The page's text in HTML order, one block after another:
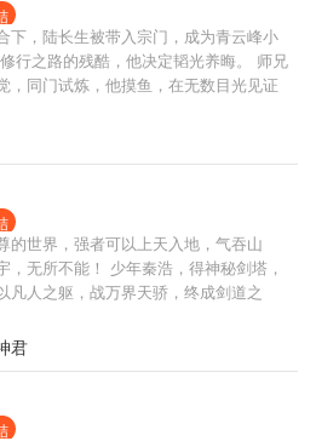
下，陆长生被带入宗门，成为青云峰小
行之路的残酷，他决定韬光养晦。 师兄
，同门试炼，他摸鱼，在无数目光见证
天，他们突然发现自己的小师弟很逆
的世界，强者可以上天入地，气吞山
，无所不能！ 少年秦浩，得神秘剑塔，
凡人之躯，战万界天骄，终成剑道之
君